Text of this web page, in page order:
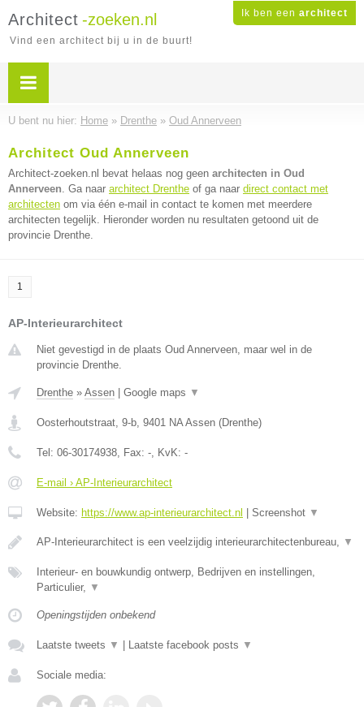
Ik ben een architect
Architect -zoeken.nl
Vind een architect bij u in de buurt!
U bent nu hier: Home » Drenthe » Oud Annerveen
Architect Oud Annerveen
Architect-zoeken.nl bevat helaas nog geen architecten in Oud
Annerveen. Ga naar architect Drenthe of ga naar direct contact met
architecten om via één e-mail in contact te komen met meerdere
architecten tegelijk. Hieronder worden nu resultaten getoond uit de
provincie Drenthe.
1
AP-Interieurarchitect
Niet gevestigd in de plaats Oud Annerveen, maar wel in de
provincie Drenthe.
Drenthe » Assen Google maps ▼
Oosterhoutstraat, 9-b, 9401 NA Assen (Drenthe)
Tel: 06-30174938, Fax: -, KvK: -
E-mail › AP-Interieurarchitect
Website: https://www.ap-interieurarchitect.nl Screenshot ▼
AP-Interieurarchitect is een veelzijdig interieurarchitectenbureau, ▼
Interieur- en bouwkundig ontwerp, Bedrijven en instellingen,
Particulier, ▼
Openingstijden onbekend
Laatste tweets ▼ Laatste facebook posts ▼
Sociale media: